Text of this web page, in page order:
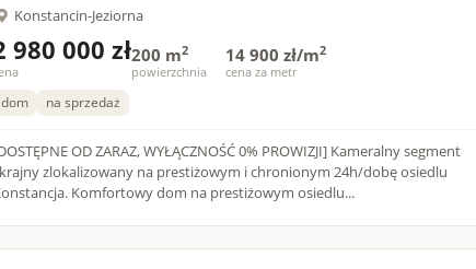
Konstancin-Jeziorna
980 000 zł200 m2
powierzchnia
14 900 zł/m2
cena za metr
dom na sprzedaż
OD ZARAZ, WYŁĄCZNOŚĆ 0% PROWIZJI] Kameralny segment
zlokalizowany na prestiżowym i chronionym 24h/dobę osiedlu
Komfortowy dom na prestiżowym osiedlu...